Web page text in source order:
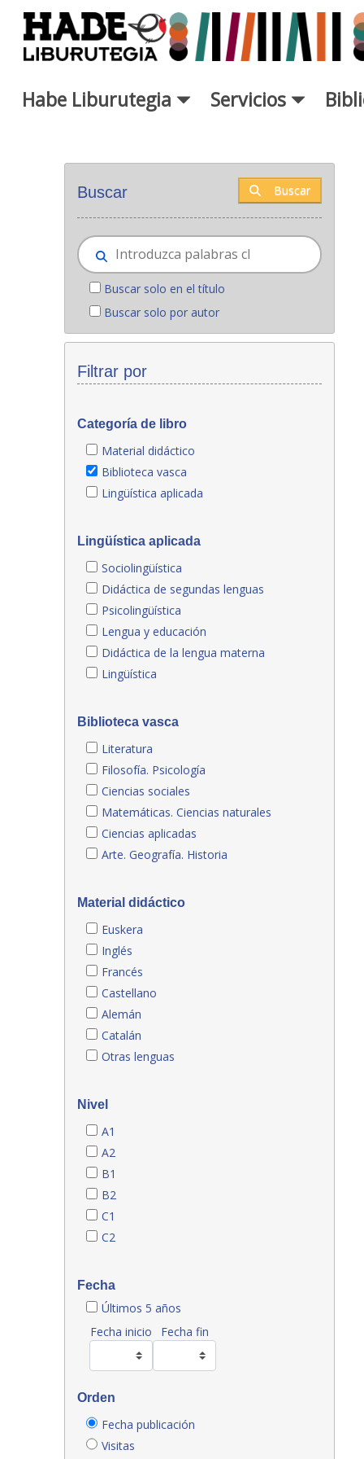
Saltar al contenido principal
Habe Liburutegia Servicios
Buscar Buscar
Buscar solo en el título
Buscar solo por autor
Filtrar por
Categoría de libro
Material didáctico
Biblioteca vasca
Lingüística aplicada
Lingüística aplicada
Sociolingüística
Didáctica de segundas lenguas
Psicolingüística
Lengua y educación
Didáctica de la lengua materna
Lingüística
Biblioteca vasca
Literatura
Filosofía. Psicología
Ciencias sociales
Matemáticas. Ciencias naturales
Ciencias aplicadas
Arte. Geografía. Historia
Material didáctico
Euskera
Inglés
Francés
Castellano
Alemán
Catalán
Otras lenguas
Nivel
A1
A2
B1
B2
C1
C2
Fecha
Últimos 5 años
Fecha inicio
Fecha fin
Orden
Fecha publicación
Visitas